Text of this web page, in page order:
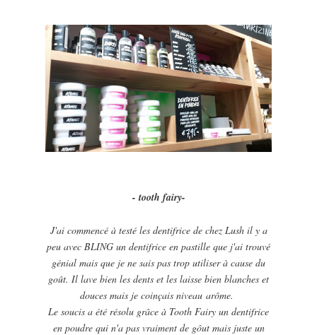
- tooth fairy-
J'ai commencé à testé les dentifrice de chez Lush il y a
peu avec BLING un dentifrice en pastille que j'ai trouvé
génial mais que je ne sais pas trop utiliser à cause du
goût. Il lave bien les dents et les laisse bien blanches et
douces mais je coinçais niveau arôme.
Le soucis a été résolu grâce à Tooth Fairy un dentifrice
en poudre qui n'a pas vraiment de gôut mais juste un